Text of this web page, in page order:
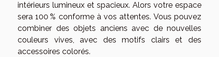
intérieurs lumineux et spacieux. Alors votre espace
sera 100 % conforme à vos attentes. Vous pouvez
combiner des objets anciens avec de nouvelles
couleurs vives, avec des motifs clairs et des
accessoires colorés.